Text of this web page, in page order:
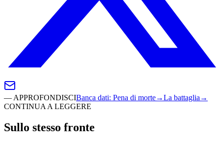
— APPROFONDISCIBanca dati: Pena di morte→La battaglia →
CONTINUA A LEGGERE
Sullo stesso fronte